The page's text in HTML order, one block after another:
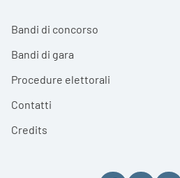
Bandi di concorso
Bandi di gara
Procedure elettorali
Contatti
Credits